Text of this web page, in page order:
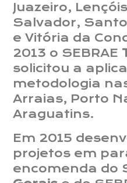
Juazeiro,
Salvador,
e Vitória da
2013 o SEBRAE
solicitou a
metodologia
Arraias, Porto
Araguatins.
Em 2015
projetos em
encomenda do